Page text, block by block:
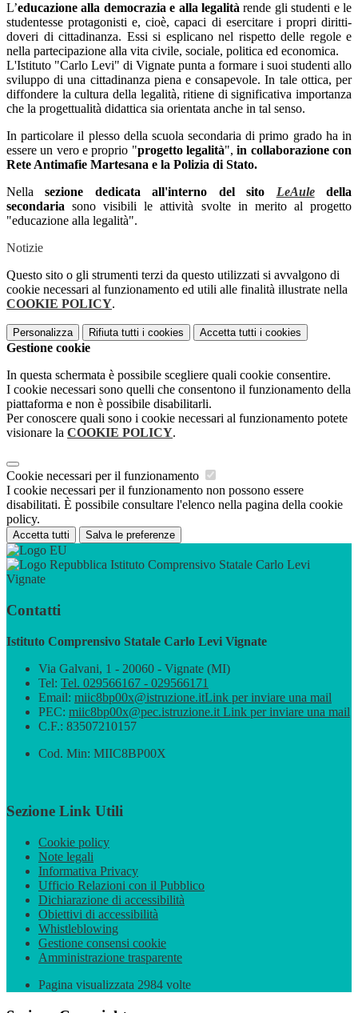
L’educazione alla democrazia e alla legalità rende gli studenti e le
studentesse protagonisti e, cioè, capaci di esercitare i propri diritti-
doveri di cittadinanza. Essi si esplicano nel rispetto delle regole e
nella partecipazione alla vita civile, sociale, politica ed economica.
L'Istituto "Carlo Levi" di Vignate punta a formare i suoi studenti allo
sviluppo di una cittadinanza piena e consapevole. In tale ottica, per
diffondere la cultura della legalità, ritiene di significativa importanza
che la progettualità didattica sia orientata anche in tal senso.
In particolare il plesso della scuola secondaria di primo grado ha in
essere un vero e proprio "progetto legalità",in collaborazione con
Rete Antimafie Martesana e la Polizia di Stato.
Nellasezione dedicata all'interno del sito LeAuledella
secondariasono visibili le attività svolte in merito al progetto
"educazione alla legalità".
Notizie
Questo sito o gli strumenti terzi da questo utilizzati si avvalgono di
cookie necessari al funzionamento ed utili alle finalità illustrate nella
COOKIE POLICY.
Personalizza Rifiuta tutti i cookies Accetta tutti i cookies
Gestione cookie
In questa schermata è possibile scegliere quali cookie consentire.
I cookie necessari sono quelli che consentono il funzionamento della
piattaforma e non è possibile disabilitarli.
Per conoscere quali sono i cookie necessari al funzionamento potete
visionare la COOKIE POLICY.
Cookie necessari per il funzionamento
I cookie necessari per il funzionamento non possono essere
disabilitati. È possibile consultare l'elenco nella pagina della cookie
policy.
Accetta tutti Salva le preferenze
Istituto Comprensivo Statale Carlo Levi
Vignate
Contatti
Istituto Comprensivo Statale Carlo Levi Vignate
Via Galvani, 1 - 20060 - Vignate (MI)
Tel: Tel. 029566167 - 029566171
Email: miic8bp00x@istruzione.itLink per inviare una mail
PEC: miic8bp00x@pec.istruzione.it Link per inviare una mail
C.F.: 83507210157
Cod. Min: MIIC8BP00X
Sezione Link Utili
Cookie policy
Note legali
Informativa Privacy
Ufficio Relazioni con il Pubblico
Dichiarazione di accessibilità
Obiettivi di accessibilità
Whistleblowing
Gestione consensi cookie
Amministrazione trasparente
Pagina visualizzata 2984 volte